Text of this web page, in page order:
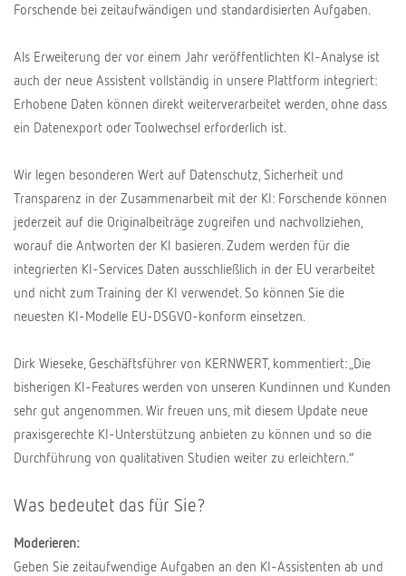
Forschende bei zeitaufwändigen und standardisierten Aufgaben.
Als Erweiterung der vor einem Jahr veröffentlichten KI-Analyse ist
auch der neue Assistent vollständig in unsere Plattform integriert:
Erhobene Daten können direkt weiterverarbeitet werden, ohne dass
ein Datenexport oder Toolwechsel erforderlich ist.
Wir legen besonderen Wert auf Datenschutz, Sicherheit und
Transparenz in der Zusammenarbeit mit der KI: Forschende können
jederzeit auf die Originalbeiträge zugreifen und nachvollziehen,
worauf die Antworten der KI basieren. Zudem werden für die
integrierten KI-Services Daten ausschließlich in der EU verarbeitet
und nicht zum Training der KI verwendet. So können Sie die
neuesten KI-Modelle EU-DSGVO-konform einsetzen.
Dirk Wieseke, Geschäftsführer von KERNWERT, kommentiert: „Die
bisherigen KI-Features werden von unseren Kundinnen und Kunden
sehr gut angenommen. Wir freuen uns, mit diesem Update neue
praxisgerechte KI-Unterstützung anbieten zu können und so die
Durchführung von qualitativen Studien weiter zu erleichtern.“
Was bedeutet das für Sie?
Moderieren:
Geben Sie zeitaufwendige Aufgaben an den KI-Assistenten ab und